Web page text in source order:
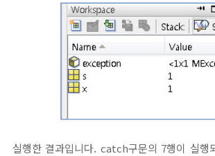
실행한 결과입니다. catch구문의 7행이 실행